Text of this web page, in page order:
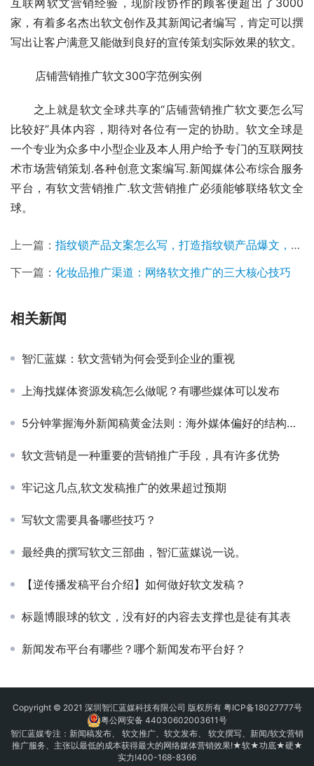
家，有着多名杰出软文创作及其新闻记者编写，肯定可以撰
写出让客户满意又能做到良好的宣传策划实际效果的软文。
       店铺营销推广软文300字范例实例
之上就是软文全球共享的“店铺营销推广软文要怎么写
比较好”具体内容，期待对各位有一定的协助。软文全球是
一个专业为众多中小型企业及本人用户给予专门的互联网技
术市场营销策划.各种创意文案编写.新闻媒体公布综合服务
平台，有软文营销推广.软文营销推广必须能够联络软文全
球。
上一篇： 指纹锁产品文案怎么写，打造指纹锁产品爆文，宣传软文写作技巧
下一篇： 化妆品推广渠道：网络软文推广的三大核心技巧
相关新闻
智汇蓝媒：软文营销为何会受到企业的重视
上海找媒体资源发稿怎么做呢？有哪些媒体可以发布
5分钟掌握海外新闻稿黄金法则：海外媒体偏好的结构与语言技巧
软文营销是一种重要的营销推广手段，具有许多优势
牢记这几点,软文发稿推广的效果超过预期
写软文需要具备哪些技巧？
最经典的撰写软文三部曲，智汇蓝媒说一说。
【逆传播发稿平台介绍】如何做好软文发稿？
标题博眼球的软文，没有好的内容去支撑也是徒有其表
新闻发布平台有哪些？哪个新闻发布平台好？
Copyright © 2021 深圳智汇蓝媒科技有限公司 版权所有 粤ICP备18027777号
粤公网安备 44030602003611号
智汇蓝媒专注： 新闻稿发布、 软文推广、 软文发布、 软文撰写、新闻/软文营销
推广服务、主张以最低的成本获得最大的网络媒体营销效果!★软★功底★硬★
实力!400-168-8366